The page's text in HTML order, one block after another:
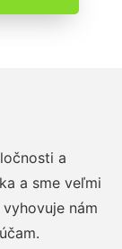
a
a sme veľmi
nám